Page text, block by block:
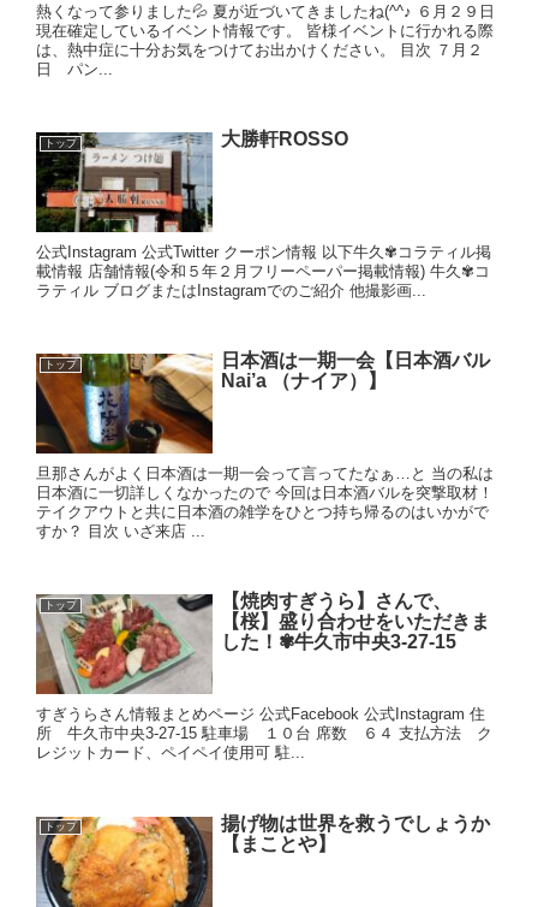
熱くなって参りました💦 夏が近づいてきましたね(^^♪ ６月２９日
現在確定しているイベント情報です。 皆様イベントに行かれる際
は、熱中症に十分お気をつけてお出かけください。 目次 ７月２
日 パン...
トップ 大勝軒ROSSO
公式Instagram 公式Twitter クーポン情報 以下牛久✾コラティル掲
載情報 店舗情報(令和５年２月フリーペーパー掲載情報) 牛久✾コ
ラティル ブログまたはInstagramでのご紹介 他撮影画...
トップ
日本酒は一期一会【日本酒バル
Nai’a （ナイア）】
旦那さんがよく日本酒は一期一会って言ってたなぁ…と 当の私は
日本酒に一切詳しくなかったので 今回は日本酒バルを突撃取材！
テイクアウトと共に日本酒の雑学をひとつ持ち帰るのはいかがで
すか？ 目次 いざ来店 ...
トップ
【焼肉すぎうら】さんで、
【桜】盛り合わせをいただきま
した！✾牛久市中央3-27-15
すぎうらさん情報まとめページ 公式Facebook 公式Instagram 住
所 牛久市中央3-27-15 駐車場 １０台 席数 ６４ 支払方法 ク
レジットカード、ペイペイ使用可 駐...
トップ
揚げ物は世界を救うでしょうか
【まことや】